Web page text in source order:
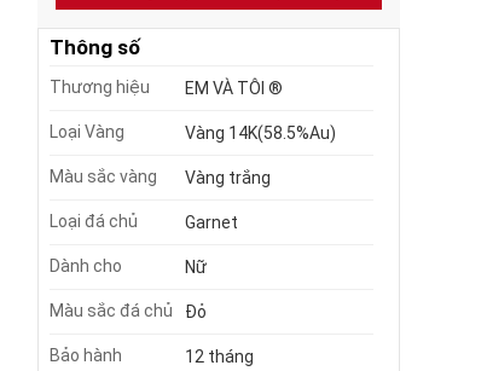
Thông số
Thương hiệu EM VÀ TÔI ®
Loại Vàng Vàng 14K(58.5%Au)
Màu sắc vàng Vàng trắng
Loại đá chủ Garnet
Dành cho Nữ
Màu sắc đá chủ Đỏ
Bảo hành 12 tháng